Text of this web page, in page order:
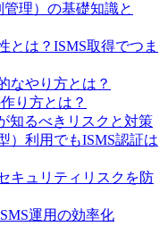
管理）の基礎知識と
とは？ISMS取得でつま
なやり方とは？
り方とは？
知るべきリスクと対策
）利用でもISMS認証は
キュリティリスクを防
運用の効率化